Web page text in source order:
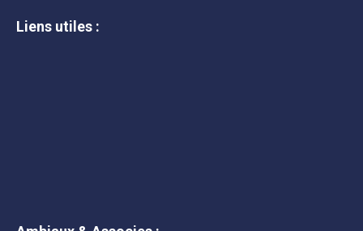
Liens utiles :